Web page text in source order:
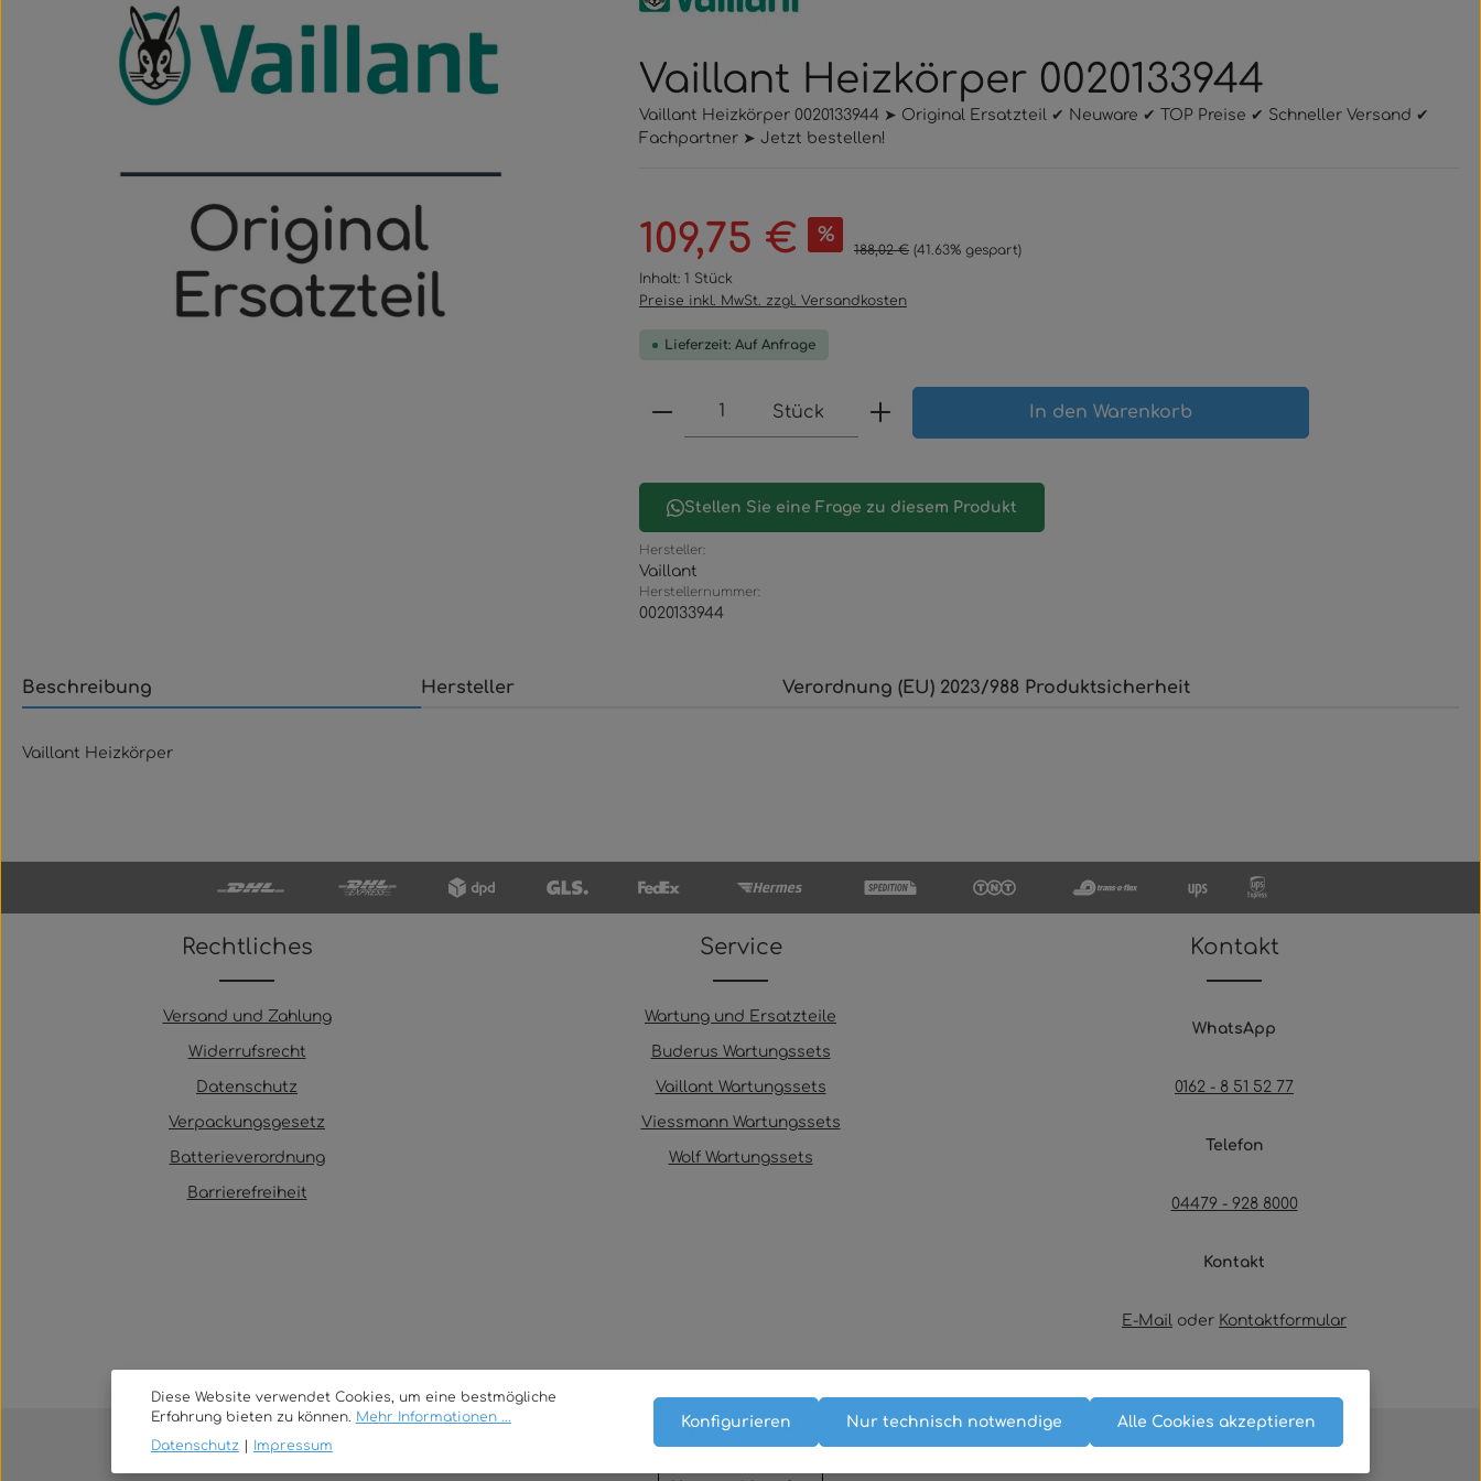
Vaillant Heizkörper 0020133944
Vaillant Heizkörper 0020133944 ➤ Original Ersatzteil ✔ Neuware ✔ TOP Preise ✔ Schneller Versand ✔
Fachpartner ➤ Jetzt bestellen!
Verkaufspreis:
109,75 € %
Regulärer Preis:
188,02 € (41.63% gespart)
Inhalt: 1 Stück
Preise inkl. MwSt. zzgl. Versandkosten
Lieferzeit: Auf Anfrage
Produkt Anzahl: Gib den gewünschten Wert ein oder
Stück In den Warenkorb
Stellen Sie eine Frage zu diesem Produkt
Hersteller:
Vaillant
Herstellernummer:
0020133944
Beschreibung Hersteller Verordnung (EU) 2023/988 Produktsicherheit
Vaillant Heizkörper
Rechtliches
Versand und Zahlung
Widerrufsrecht
Datenschutz
Verpackungsgesetz
Batterieverordnung
Barrierefreiheit
Service
Wartung und Ersatzteile
Buderus Wartungssets
Vaillant Wartungssets
Viessmann Wartungssets
Wolf Wartungssets
Kontakt
WhatsApp
0162 - 8 51 52 77
Telefon
04479 - 928 8000
Kontakt
E-Mail oder Kontaktformular
Diese Website verwendet Cookies, um eine bestmögliche
Erfahrung bieten zu können. Mehr Informationen ...
Datenschutz
Impressum
Nur technisch notwendige
Konfigurieren Alle Cookies akzeptieren